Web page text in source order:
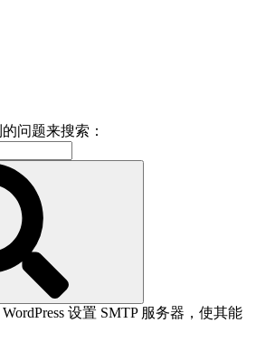
问题来搜索：
WordPress 设置 SMTP 服务器，使其能